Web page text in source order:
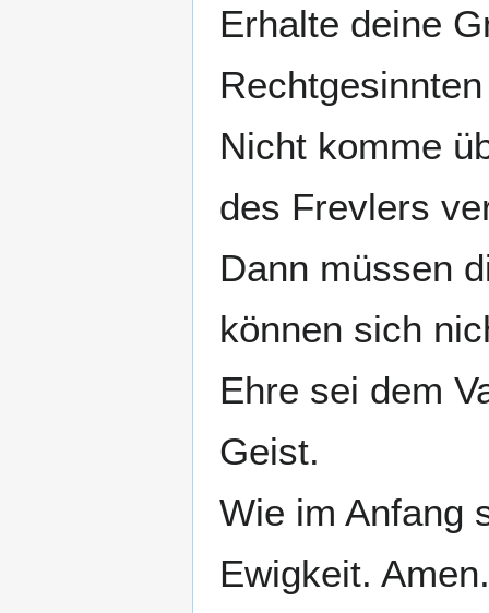
Erhalte deine
Nicht komme
des Frevlers
Dann müssen
können sich
Ehre sei dem
Geist.
Wie im Anfang
Ewigkeit. Amen.